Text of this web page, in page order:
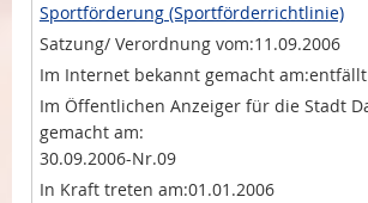
Sportförderung (Sportförderrichtlinie)
11.09.2006
entfällt
30.09.2006-Nr.09
01.01.2006